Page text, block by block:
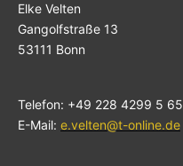
Elke Velten
Gangolfstraße 13
53111 Bonn
Telefon: +49 228 4299 5 65
E-Mail: e.velten@t-online.de